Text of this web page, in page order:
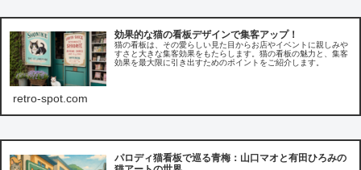
効果的な猫の看板デザインで集客アップ！
猫の看板は、その愛らしい見た目からお店やイベントに親しみや
すさと大きな集客効果をもたらします。猫の看板の魅力と、集客
効果を最大限に引き出すためのポイントをご紹介します。
retro-spot.com
パロディ猫看板で巡る青梅：山口マオと有田ひろみの